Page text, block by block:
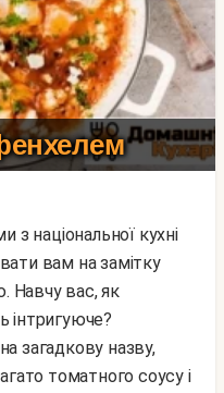
вам на замітку
Навчу вас, як
інтригуюче?
загадкову назву,
томатного соусу і